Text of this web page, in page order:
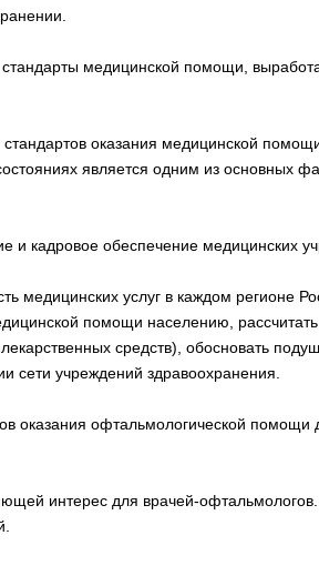
медицинской помощи,
оказания медицинской
является одним из основных
кадровое обеспечение медицинских
медицинских услуг в каждом регионе
помощи населению,
средств), обосновать
сети учреждений здравоохранения.
оказания офтальмологической помощи
интерес для врачей-